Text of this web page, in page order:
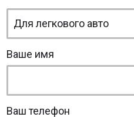
Ваше имя
Ваш телефон